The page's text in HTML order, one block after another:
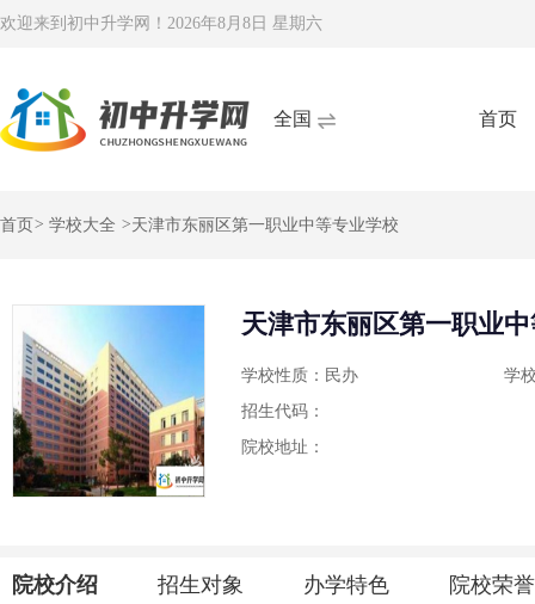
欢迎来到初中升学网！ 2026年8月8日 星期六
全国 首页
首页 > 学校大全 >天津市东丽区第一职业中等专业学校
天津市东丽区第一职业
学校性质：民办
学
招生代码：
院校地址：
院校介绍 招生对象 办学特色 院校荣誉